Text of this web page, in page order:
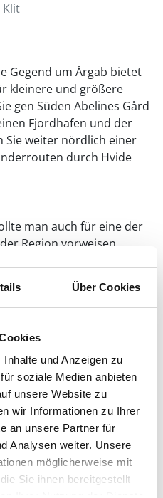
Über Cookies
und Anzeigen zu
soziale Medien anbieten
unsere Website zu
wir Informationen zu Ihrer
an unsere Partner für
Analysen weiter. Unsere
möglicherweise mit
Sie ihnen bereitgestellt
Klit
Gegend um Årgab bietet
kleinere und größere
gen Süden Abelines Gård
Fjordhafen und der
Sie weiter nördlich einer
durch Hvide
man auch für eine der
Region vorweisen
Über sehr gut ausgebaute
es hier durch eine
diese Art besonders gut